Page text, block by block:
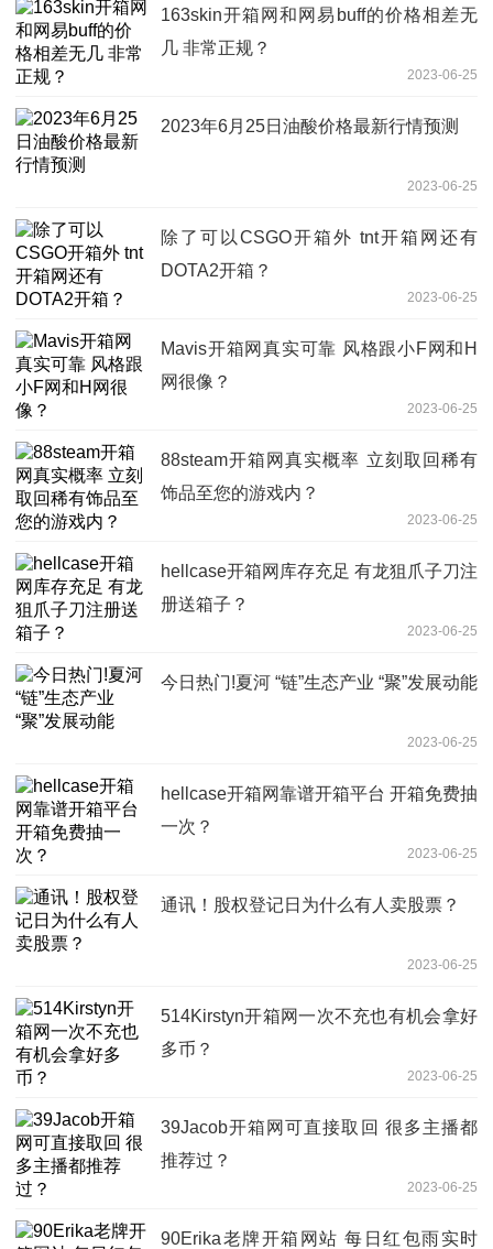
163skin开箱网和网易buff的价格相差无
几 非常正规？
2023-06-25
2023年6月25日油酸价格最新行情预测
2023-06-25
除了可以CSGO开箱外 tnt开箱网还有
DOTA2开箱？
2023-06-25
Mavis开箱网真实可靠 风格跟小F网和H
网很像？
2023-06-25
88steam开箱网真实概率 立刻取回稀有
饰品至您的游戏内？
2023-06-25
hellcase开箱网库存充足 有龙狙爪子刀注
册送箱子？
2023-06-25
今日热门!夏河 “链”生态产业 “聚”发展动能
2023-06-25
hellcase开箱网靠谱开箱平台 开箱免费抽
一次？
2023-06-25
通讯！股权登记日为什么有人卖股票？
2023-06-25
514Kirstyn开箱网一次不充也有机会拿好
多币？
2023-06-25
39Jacob开箱网可直接取回 很多主播都
推荐过？
2023-06-25
90Erika老牌开箱网站 每日红包雨实时